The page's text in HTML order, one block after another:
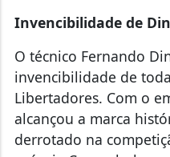
Invencibilidade de
O técnico Fernando
invencibilidade de
Libertadores. Com o
alcançou a marca
derrotado na